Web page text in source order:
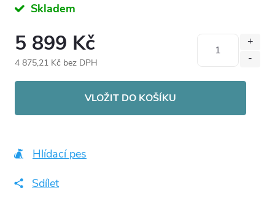
Skladem
5 899 Kč
4 875,21 Kč bez DPH
VLOŽIT DO KOŠÍKU
Hlídací pes
Sdílet